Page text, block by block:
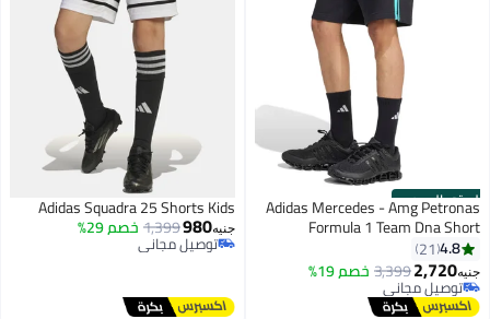
الستور الرسمي
Adidas Mercedes - Amg Petronas
Formula 1 Team Dna Short
4.8
21
جنيه2,720
3,399خصم 19%
توصيل مجاني
توصيل مجاني
Adidas Squadra 25 Shorts Kids
جنيه980
1,399خصم 29%
توصيل مجاني
توصيل مجاني